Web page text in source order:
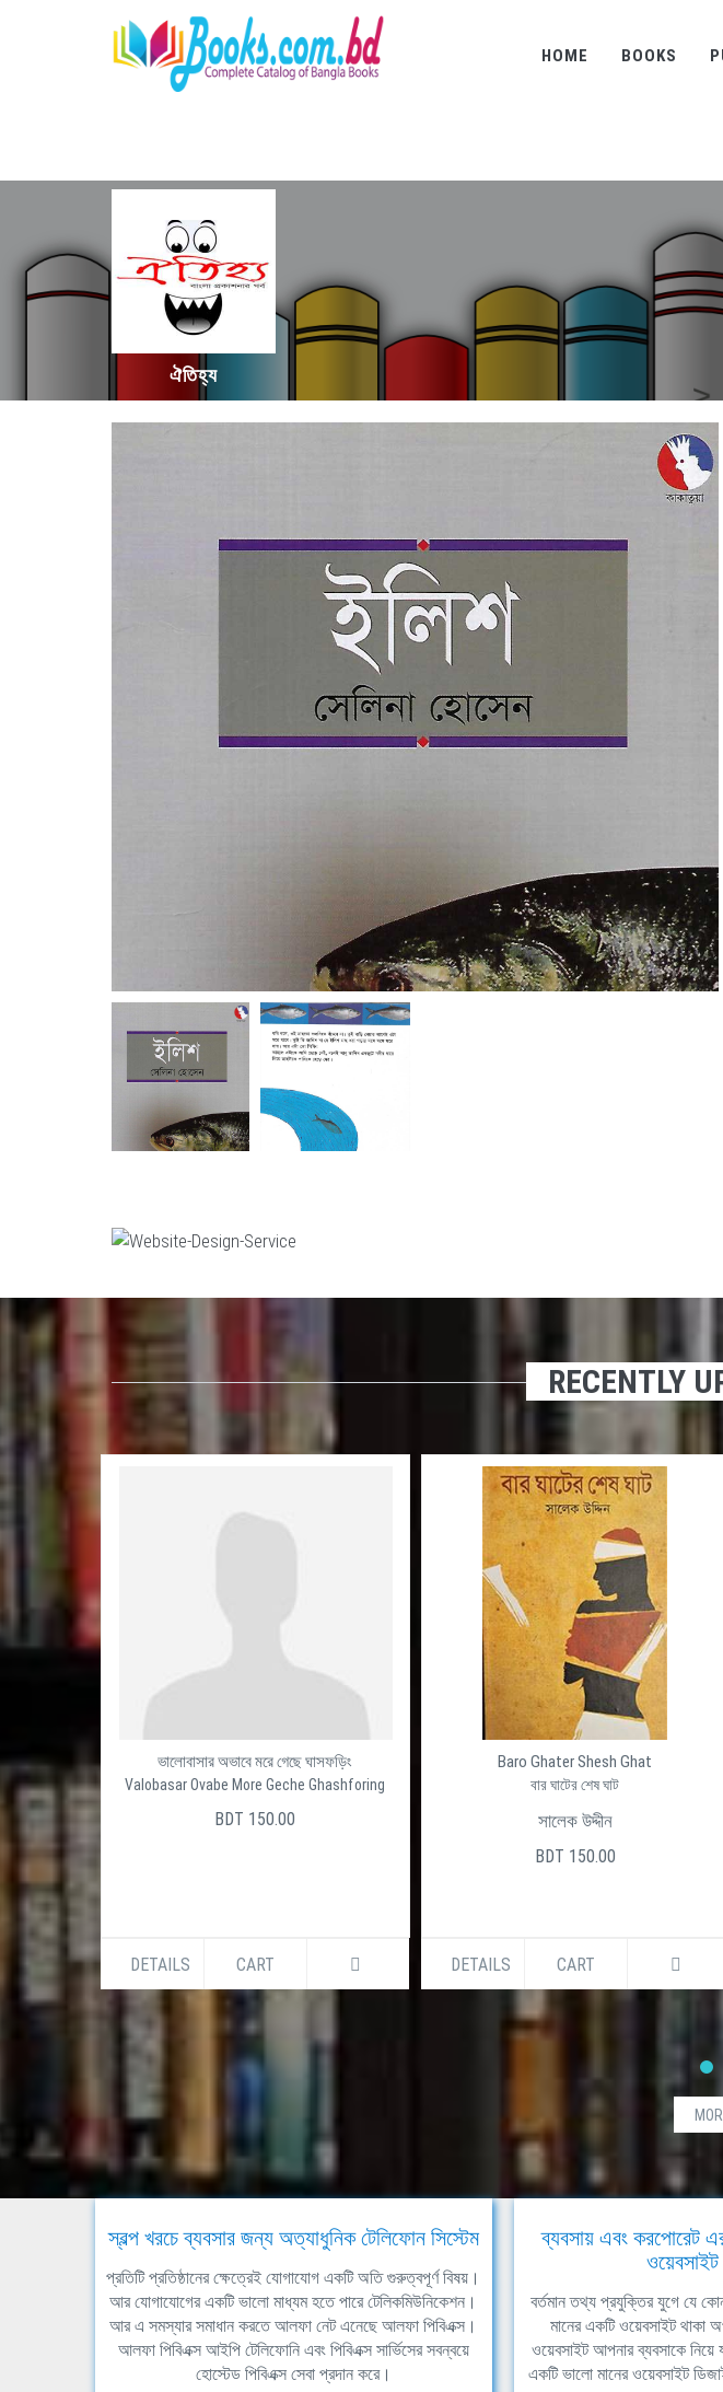
HOME BOOKS
ঐতিহ্য
RECENTLY
ভালোবাসার অভাবে মরে গেছে ঘাসফড়িং
Valobasar Ovabe More Geche Ghashforing
BDT 150.00
DETAILS CART
Baro Ghater Shesh Ghat
বার ঘাটের শেষ ঘাট
সালেক উদ্দীন
BDT 150.00
DETAILS CART
স্বল্প খরচে ব্যবসার জন্য অত্যাধুনিক টেলিফোন সিস্টেম
প্রতিটি প্রতিষ্ঠানের ক্ষেত্রেই যোগাযোগ একটি অতি গুরুত্বপূর্ণ বিষয়।
আর যোগাযোগের একটি ভালো মাধ্যম হতে পারে টেলিকমিউনিকেশন।
আর এ সমস্যার সমাধান করতে আলফা নেট এনেছে আলফা পিবিএক্স।
আলফা পিবিএক্স আইপি টেলিফোনি এবং পিবিএক্স সার্ভিসের সবন্বয়ে
হোস্টেড পিবিএক্স সেবা প্রদান করে।
ব্যবসায় এবং করপোরেট
বর্তমান তথ্য প্রযুক্তির যুগে যে
মানের একটি ওয়েবসাইট থাকা
ওয়েবসাইট আপনার ব্যবসাকে
একটি ভালো মানের ওয়েবসাইট